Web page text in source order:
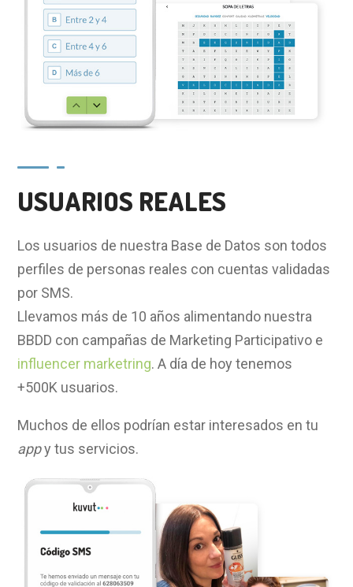
USUARIOS REALES
Los usuarios de nuestra Base de Datos son todos
perfiles de personas reales con cuentas validadas
por SMS.
Llevamos más de 10 años alimentando nuestra
BBDD con campañas de Marketing Participativo e
influencer marketring. A día de hoy tenemos
+500K usuarios.
Muchos de ellos podrían estar interesados en tu
appy tus servicios.